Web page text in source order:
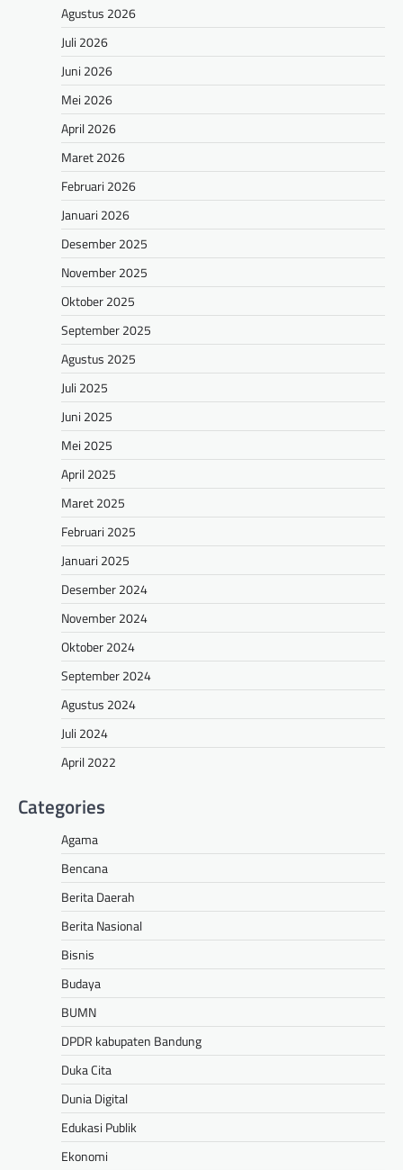
Agustus 2026
Juli 2026
Juni 2026
Mei 2026
April 2026
Maret 2026
Februari 2026
Januari 2026
Desember 2025
November 2025
Oktober 2025
September 2025
Agustus 2025
Juli 2025
Juni 2025
Mei 2025
April 2025
Maret 2025
Februari 2025
Januari 2025
Desember 2024
November 2024
Oktober 2024
September 2024
Agustus 2024
Juli 2024
April 2022
Categories
Agama
Bencana
Berita Daerah
Berita Nasional
Bisnis
Budaya
BUMN
DPDR kabupaten Bandung
Duka Cita
Dunia Digital
Edukasi Publik
Ekonomi